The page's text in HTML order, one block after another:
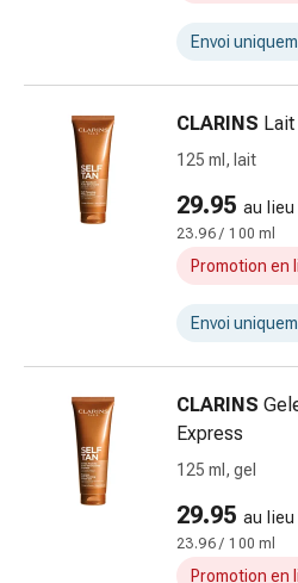
élastiques
Pansements
pour
doigts
Sparadraps
Bandes
compression
Pansements
adhésifs
Bandages,
rubans
Envoi
CLARINS
125 ml, lait
29.95 au lieu
23.96 / 100 ml
Promotion en
Envoi
CLARINS
Express
125 ml, gel
29.95 au lieu
23.96 / 100 ml
Promotion en